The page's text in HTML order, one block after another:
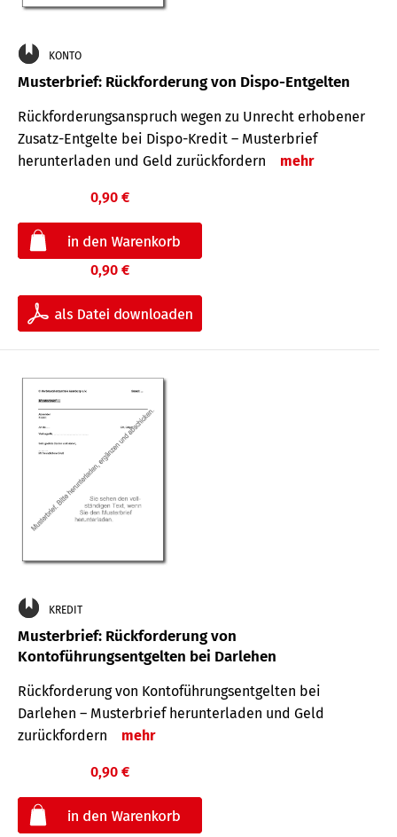
KONTO
Musterbrief: Rückforderung von Dispo-Entgelten
Rückforderungsanspruch wegen zu Unrecht erhobener
Zusatz-Entgelte bei Dispo-Kredit – Musterbrief
herunterladen und Geld zurückfordern
mehr
0,90 €
0,90 €
KREDIT
Musterbrief: Rückforderung von
Kontoführungsentgelten bei Darlehen
Rückforderung von Kontoführungsentgelten bei
Darlehen – Musterbrief herunterladen und Geld
zurückfordern
mehr
0,90 €